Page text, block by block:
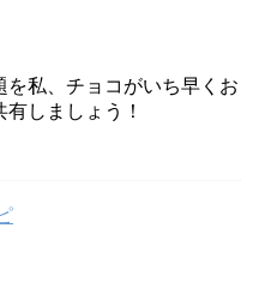
私、チョコがいち早くお
しましょう！